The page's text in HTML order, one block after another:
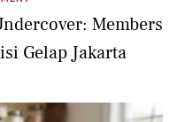
Members
Gelap Jakarta